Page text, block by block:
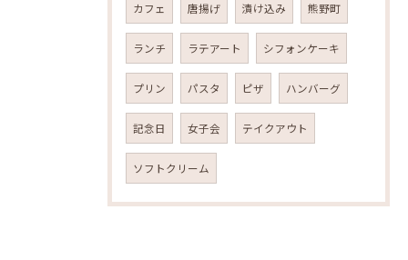
カフェ 唐揚げ 漬け込み 熊野町
ランチ ラテアート シフォンケーキ
プリン パスタ ピザ ハンバーグ
記念日 女子会 テイクアウト
ソフトクリーム